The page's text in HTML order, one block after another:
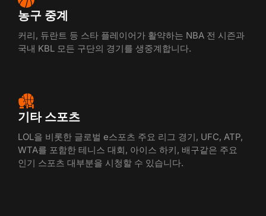
농구 중계
커리, 듀란트 등 스타 플레이어가 활약하는 NBA 전 시즌과
국내 KBL 모든 구단의 경기를 생중계합니다.
기타 스포츠
LOL을 비롯한 글로벌 e스포츠 주요 리그 경기, UFC, ATP,
WTA를 포함한 테니스 대회, 아이스 하키, 배구같은 주요
인기 스포츠 대부분을 시청할 수 있습니다.